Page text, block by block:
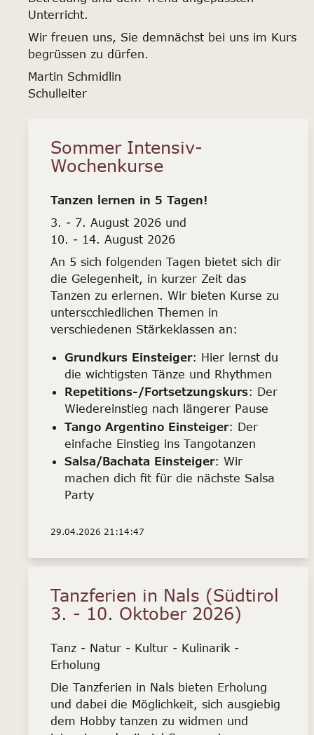
Unterricht.
Wir freuen uns, Sie demnächst bei uns im Kurs
begrüssen zu dürfen.
Martin Schmidlin
Schulleiter
Sommer Intensiv-
Wochenkurse
Tanzen lernen in 5 Tagen!
3. - 7. August 2026 und
10. - 14. August 2026
An 5 sich folgenden Tagen bietet sich dir
die Gelegenheit, in kurzer Zeit das
Tanzen zu erlernen. Wir bieten Kurse zu
unterscchiedlichen Themen in
verschiedenen Stärkeklassen an:
Grundkurs Einsteiger: Hier lernst du
die wichtigsten Tänze und Rhythmen
Repetitions-/Fortsetzungskurs: Der
Wiedereinstieg nach längerer Pause
Tango Argentino Einsteiger: Der
einfache Einstieg ins Tangotanzen
Salsa/Bachata Einsteiger: Wir
machen dich fit für die nächste Salsa
Party
29.04.2026 21:14:47
Tanzferien in Nals (Südtirol
3. - 10. Oktober 2026)
Tanz - Natur - Kultur - Kulinarik -
Erholung
Die Tanzferien in Nals bieten Erholung
und dabei die Möglichkeit, sich ausgiebig
dem Hobby tanzen zu widmen und